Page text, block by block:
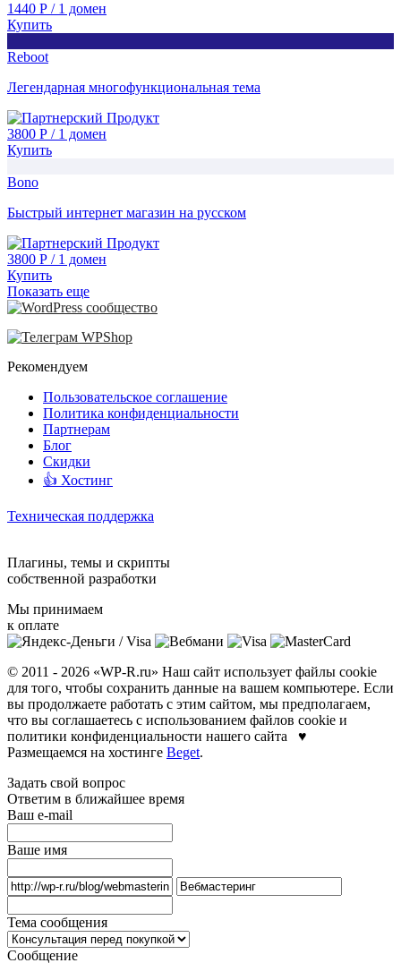
1440 Р / 1 домен
Купить
Reboot
Легендарная многофункциональная тема
3800 Р / 1 домен
Купить
Bono
Быстрый интернет магазин на русском
3800 Р / 1 домен
Купить
Показать еще
Рекомендуем
Пользовательское соглашение
Политика конфиденциальности
Партнерам
Блог
Скидки
👍 Хостинг
Техническая поддержка
Плагины, темы и скрипты
собственной разработки
Мы принимаем
к оплате
© 2011 - 2026 «WP-R.ru» Наш сайт использует файлы cookie
для того, чтобы сохранить данные на вашем компьютере. Если
вы продолжаете работать с этим сайтом, мы предполагаем,
что вы соглашаетесь с использованием файлов cookie и
политики конфиденциальности нашего сайта ♥
Размещаемся на хостинге Beget.
Задать свой вопрос
Ответим в ближайшее время
Ваш e-mail
Ваше имя
Тема сообщения
Сообщение